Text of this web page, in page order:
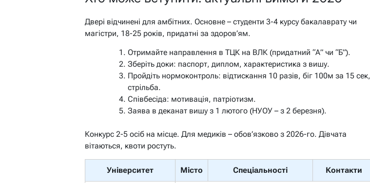
Двері відчинені для амбітних. Основне – студенти 3-4 курсу бакалаврату чи
магістри, 18-25 років, придатні за здоров’ям.
Отримайте направлення в ТЦК на ВЛК (придатний “А” чи “Б”).
Зберіть доки: паспорт, диплом, характеристика з вишу.
Пройдіть нормоконтроль: відтискання 10 разів, біг 100м за 15 сек,
стрільба.
Співбесіда: мотивація, патріотизм.
Заява в деканат вишу з 1 лютого (НУОУ – з 2 березня).
Конкурс 2-5 осіб на місце. Для медиків – обов’язково з 2026-го. Дівчата
вітаються, квоти ростуть.
Університет Місто Спеціальності
Контакти